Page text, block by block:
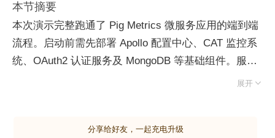
本节摘要
本次演示完整跑通了 Pig Metrics 微服务应用的端到端
流程。启动前需先部署 Apollo 配置中心、CAT 监控系
统、OAuth2 认证服务及 MongoDB 等基础组件。服务
启动遵循依赖优先级：首先启动 Registry 注册中心，
服务均成功注册至注册中心。 功能验证阶段，通过网
展开 
分享给好友，一起充电升级